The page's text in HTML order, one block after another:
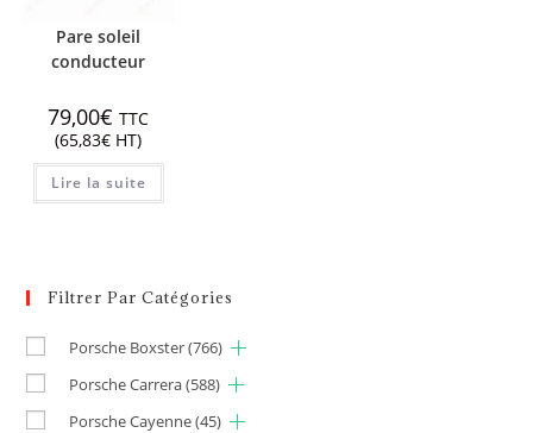
Pare soleil
conducteur
79,00€ TTC
(65,83€ HT)
Lire la suite
Filtrer Par Catégories
Porsche Boxster(766)
Porsche Carrera(588)
Porsche Cayenne(45)